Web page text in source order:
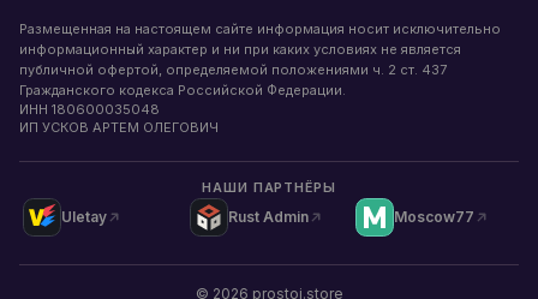
Размещенная на настоящем сайте информация носит исключительно
информационный характер и ни при каких условиях не является
публичной офертой, определяемой положениями ч. 2 ст. 437
Гражданского кодекса Российской Федерации.
ИНН 180600035048
ИП УСКОВ АРТЕМ ОЛЕГОВИЧ
НАШИ ПАРТНЁРЫ
Uletay Rust Admin Moscow77
© 2026 prostoj.store